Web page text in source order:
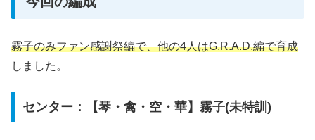
霧子のみファン感謝祭編で、他の4人はG.R.A.D.編で育成
しました。
センター：【琴・禽・空・華】霧子(未特訓)